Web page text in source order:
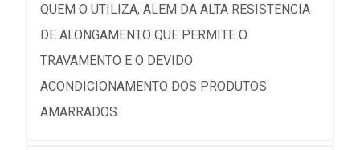
QUEM O UTILIZA, ALEM DA ALTA RESISTENCIA
DE ALONGAMENTO QUE PERMITE O
TRAVAMENTO E O DEVIDO
ACONDICIONAMENTO DOS PRODUTOS
AMARRADOS.